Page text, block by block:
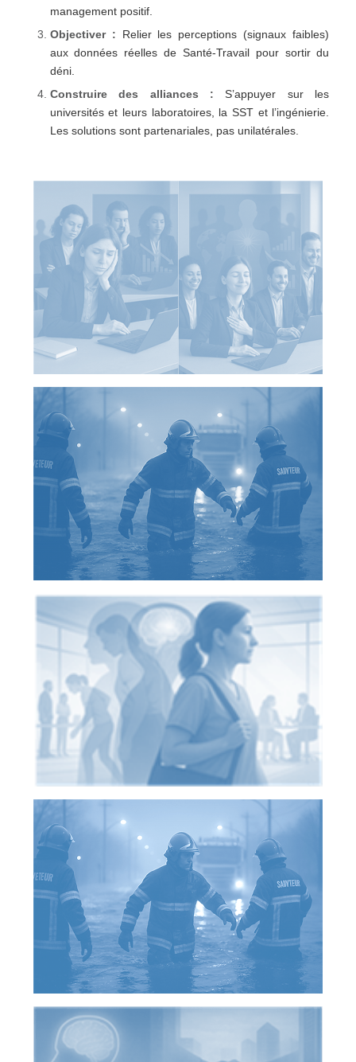
management positif.
Objectiver : Relier les perceptions (signaux faibles)
aux données réelles de Santé-Travail pour sortir du
déni.
Construire des alliances : S’appuyer sur les
universités et leurs laboratoires, la SST et l’ingénierie.
Les solutions sont partenariales, pas unilatérales.